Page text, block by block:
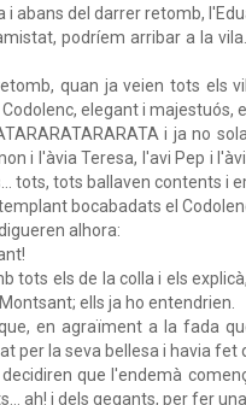
abans del darrer retomb,
podríem arribar a la
quan ja veien tots els
elegant i majestuós,
i ja no
i l'àvia Teresa, l'avi Pep i
tots, tots ballaven contents i
bocabadats el
alhora:
tots els de la colla i els
ells ja ho entendrien.
en agraïment a la fada
per la seva bellesa i havia fet
que l'endemà
ah! i dels gegants, per fer